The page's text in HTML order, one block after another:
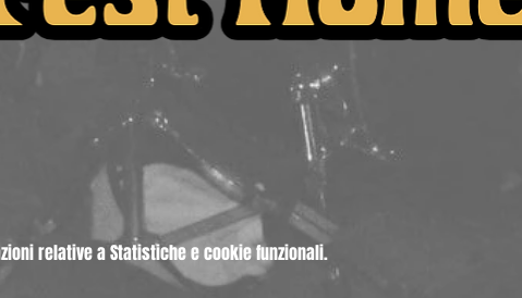
relative a Statistiche e cookie funzionali.